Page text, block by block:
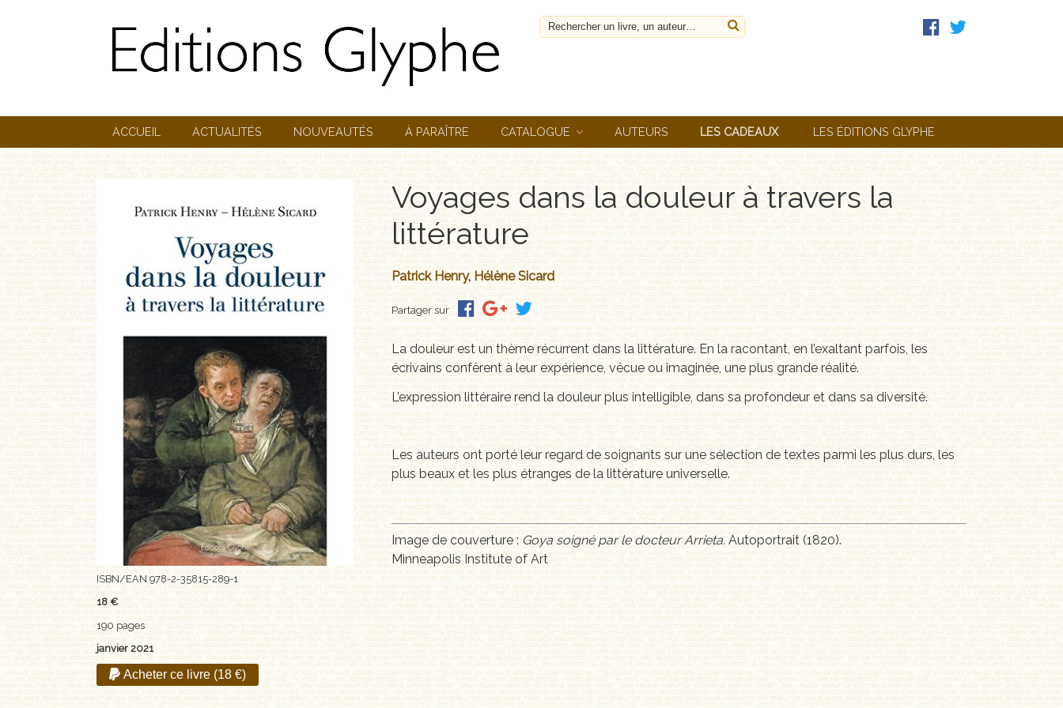
ACCUEIL ACTUALITÉS NOUVEAUTÉS À PARAÎTRE CATALOGUE AUTEURS LES CADEAUX LES ÉDITIONS GLYPHE
ISBN/EAN 978-2-35815-289-1
18 €
190 pages
janvier 2021
Acheter ce livre (18 €)
Voyages dans la douleur à travers la
littérature
Patrick Henry, Hélène Sicard
Partager sur
La douleur est un thème récurrent dans la littérature. En la racontant, en l’exaltant parfois, les
écrivains confèrent à leur expérience, vécue ou imaginée, une plus grande réalité.
L’expression littéraire rend la douleur plus intelligible, dans sa profondeur et dans sa diversité.
Les auteurs ont porté leur regard de soignants sur une sélection de textes parmi les plus durs, les
plus beaux et les plus étranges de la littérature universelle.
Image de couverture : Goya soigné par le docteur Arrieta. Autoportrait (1820).
Minneapolis Institute of Art